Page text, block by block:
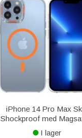
iPhone 14 Pro Max
Shockproof med
Orange
I lager